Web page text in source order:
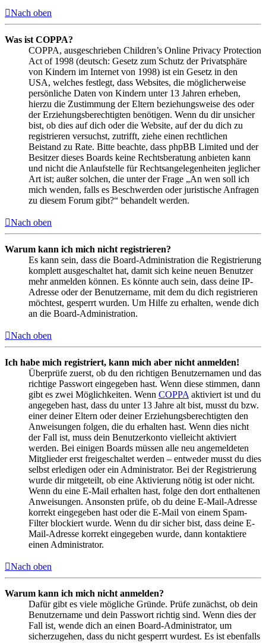
Nach oben
Was ist COPPA?
COPPA, ausgeschrieben Children’s Online Privacy Protection
Act of 1998 (deutsch: Gesetz zum Schutz der Privatsphäre
von Kindern im Internet von 1998) ist ein Gesetz in den
USA, welches festlegt, dass Websites, die möglicherweise
persönliche Daten von Kindern unter 13 Jahren erheben,
hierzu die Zustimmung der Eltern beziehungsweise des oder
der Erziehungsberechtigten benötigen. Wenn du dir unsicher
bist, ob dies auf dich oder die Website, auf der du dich zu
registrieren versuchst, zutrifft, ziehe einen rechtlichen
Beistand zu Rate. Bitte beachte, dass phpBB Limited und der
Besitzer dieses Boards keine Rechtsberatung anbieten kann
und nicht die Anlaufstelle für Rechtsangelegenheiten jeglicher
Art ist; außer solchen, die unter der Frage „An wen soll ich
mich wenden, falls es Beschwerden oder juristische Anfragen
zu diesem Forum gibt?“ behandelt werden.
Nach oben
Warum kann ich mich nicht registrieren?
Es kann sein, dass die Board-Administration die Registrierung
komplett ausgeschaltet hat, damit sich keine neuen Benutzer
mehr anmelden können. Es könnte auch sein, dass deine IP-
Adresse oder der Benutzername, mit dem du dich registrieren
möchtest, gesperrt wurden. Um Hilfe zu erhalten, wende dich
an die Board-Administration.
Nach oben
Ich habe mich registriert, kann mich aber nicht anmelden!
Überprüfe zuerst, ob du den richtigen Benutzernamen und das
richtige Passwort eingegeben hast. Wenn diese stimmen, dann
gibt es zwei Möglichkeiten. Wenn COPPA aktiviert ist und du
angegeben hast, dass du unter 13 Jahre alt bist, musst du bzw.
einer deiner Eltern oder deiner Erziehungsberechtigten den
Anweisungen folgen, die du erhalten hast. Wenn dies nicht
der Fall ist, muss dein Benutzerkonto vielleicht aktiviert
werden. Bei einigen Boards müssen alle neu angemeldeten
Mitglieder erst freigeschaltet werden – entweder musst du dies
selbst erledigen oder ein Administrator. Bei der Registrierung
wurde dir mitgeteilt, ob eine Aktivierung nötig ist oder nicht.
Wenn du eine E-Mail erhalten hast, folge den dort enthaltenen
Anweisungen. Ansonsten prüfe, ob du deine E-Mail-Adresse
korrekt eingegeben hast oder die E-Mail von einem Spam-
Filter blockiert wurde. Wenn du dir sicher bist, dass deine E-
Mail-Adresse korrekt eingegeben wurde, dann kontaktiere
einen Administrator.
Nach oben
Warum kann ich mich nicht anmelden?
Dafür gibt es viele mögliche Gründe. Prüfe zunächst, ob dein
Benutzername und dein Passwort richtig sind. Wenn dies der
Fall ist, wende dich an einen Board-Administrator, um
sicherzugehen, dass du nicht gesperrt wurdest. Es ist ebenfalls